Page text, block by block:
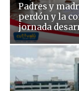
Padres y
perdón y la
jornada